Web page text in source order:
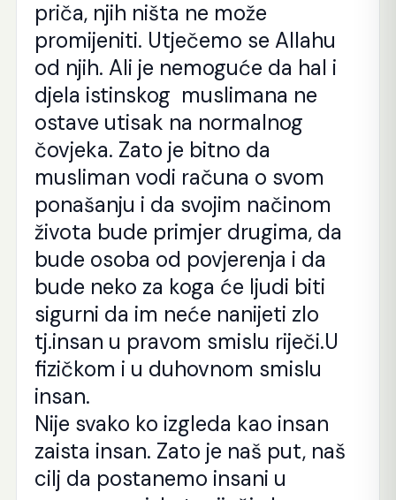
priča, njih ništa ne može
promijeniti. Utječemo se Allahu
od njih. Ali je nemoguće da hal i
djela istinskog muslimana ne
ostave utisak na normalnog
čovjeka. Zato je bitno da
musliman vodi računa o svom
ponašanju i da svojim načinom
života bude primjer drugima, da
bude osoba od povjerenja i da
bude neko za koga će ljudi biti
sigurni da im neće nanijeti zlo
tj.insan u pravom smislu riječi.U
fizičkom i u duhovnom smislu
insan.
Nije svako ko izgleda kao insan
zaista insan. Zato je naš put, naš
cilj da postanemo insani u